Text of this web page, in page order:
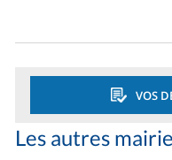
VOS
Les autres